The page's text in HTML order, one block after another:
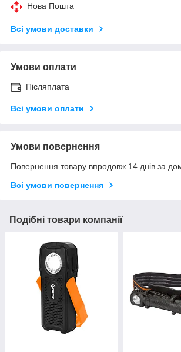
Нова Пошта
Всі умови доставки
Умови оплати
Післяплата
Всі умови оплати
Умови повернення
Повернення товару впродовж 14 днів за
Всі умови повернення
Подібні товари компанії